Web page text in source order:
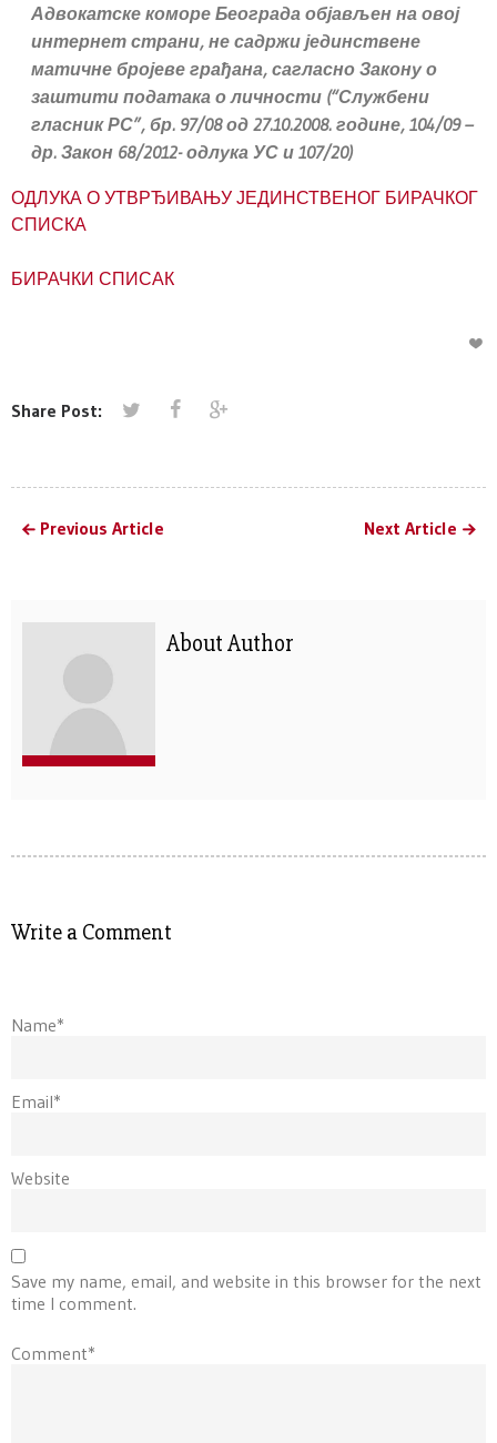
Адвокатске коморе Београда објављен на овој
интернет страни, не садржи јединствене
матичне бројеве грађана, сагласно Закону о
заштити података о личности (“Службени
гласник РС”, бр. 97/08 од 27.10.2008. године, 104/09 –
др. Закон 68/2012- одлука УС и 107/20)
ОДЛУКА О УТВРЂИВАЊУ ЈЕДИНСТВЕНОГ БИРАЧКОГ
СПИСКА
БИРАЧКИ СПИСАК
Share Post:
Previous Article Next Article
About Author
Write a Comment
Name*
Email*
Website
Save my name, email, and website in this browser for the next
time I comment.
Comment*